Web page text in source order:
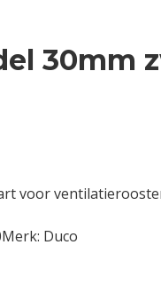
30mm
voor
Merk: Duco